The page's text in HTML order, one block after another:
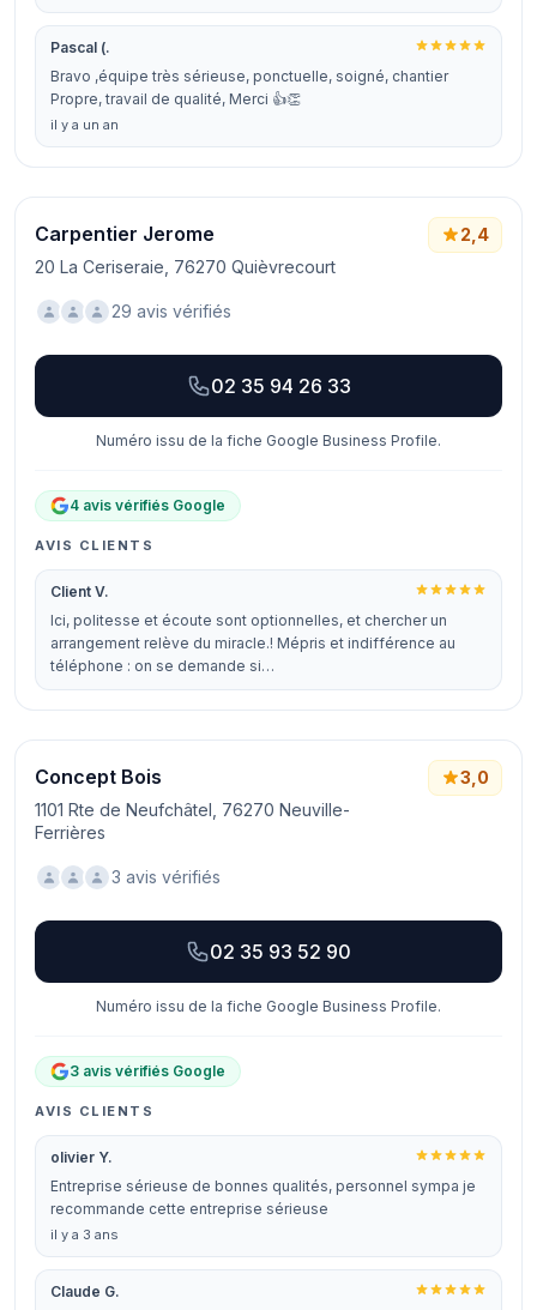
Pascal (.
Bravo ,équipe très sérieuse, ponctuelle, soigné, chantier
Propre, travail de qualité, Merci 👍👏
il y a un an
Carpentier Jerome
20 La Ceriseraie, 76270 Quièvrecourt
2,4
29 avis vérifiés
02 35 94 26 33
Numéro issu de la fiche Google Business Profile.
4 avis vérifiés Google
AVIS CLIENTS
Client V.
Ici, politesse et écoute sont optionnelles, et chercher un
arrangement relève du miracle.! Mépris et indifférence au
téléphone : on se demande si…
Concept Bois
1101 Rte de Neufchâtel, 76270 Neuville-
Ferrières
3,0
3 avis vérifiés
02 35 93 52 90
Numéro issu de la fiche Google Business Profile.
3 avis vérifiés Google
AVIS CLIENTS
olivier Y.
Entreprise sérieuse de bonnes qualités, personnel sympa je
recommande cette entreprise sérieuse
il y a 3 ans
Claude G.